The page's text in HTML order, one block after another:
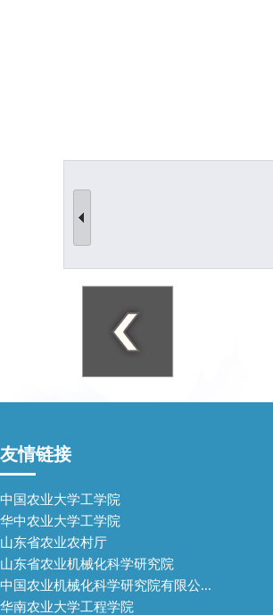
友情链接
中国农业大学工学院
华中农业大学工学院
山东省农业农村厅
山东省农业机械化科学研究院
中国农业机械化科学研究院有限公...
华南农业大学工程学院